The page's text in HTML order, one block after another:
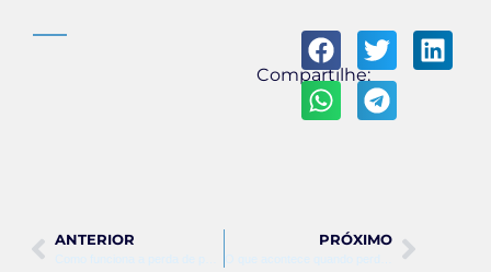
Compartilhe:
ANTERIOR PRÓXIMO